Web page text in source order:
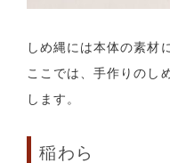
しめ縄には本体の素材
ここでは、手作りのし
します。
稲わら